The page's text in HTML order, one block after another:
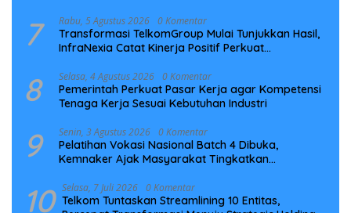
7 Rabu, 5 Agustus 2026 0 Komentar
Transformasi TelkomGroup Mulai Tunjukkan Hasil,
InfraNexia Catat Kinerja Positif Perkuat
8 Selasa, 4 Agustus 2026 0 Komentar
Pemerintah Perkuat Pasar Kerja agar Kompetensi
Tenaga Kerja Sesuai Kebutuhan Industri
9 Senin, 3 Agustus 2026 0 Komentar
Pelatihan Vokasi Nasional Batch 4 Dibuka,
Kemnaker Ajak Masyarakat Tingkatkan
10 Selasa, 7 Juli 2026 0 Komentar
Telkom Tuntaskan Streamlining 10 Entitas,